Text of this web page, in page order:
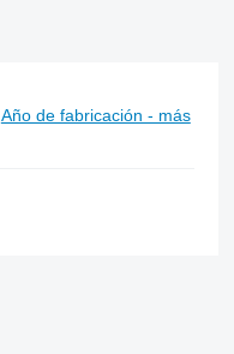
Año de fabricación - más